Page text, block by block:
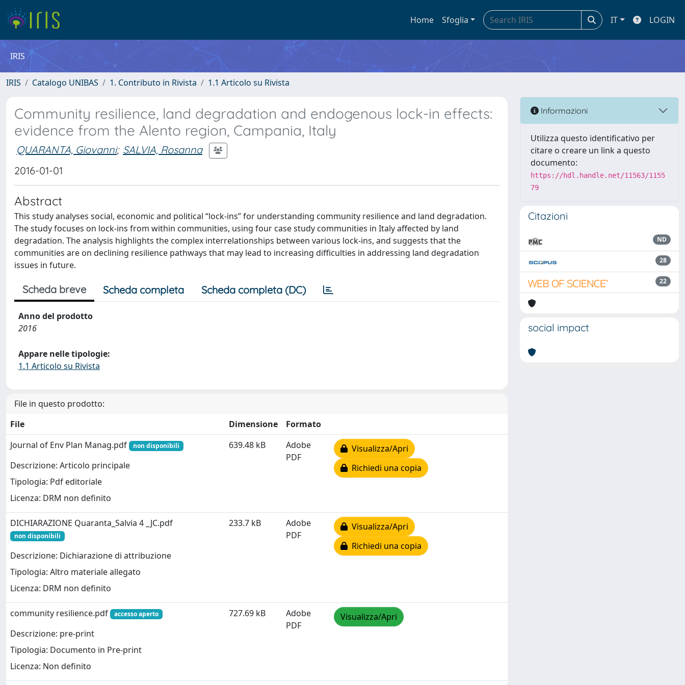
Home Sfoglia IT LOGIN
IRIS
IRIS Catalogo UNIBAS 1. Contributo in Rivista 1.1 Articolo su Rivista
Community resilience, land degradation and endogenous lock-in effects:
evidence from the Alento region, Campania, Italy
QUARANTA, Giovanni; SALVIA, Rosanna
2016-01-01
Abstract
This study analyses social, economic and political “lock-ins” for understanding community resilience and land degradation.
The study focuses on lock-ins from within communities, using four case study communities in Italy affected by land
degradation. The analysis highlights the complex interrelationships between various lock-ins, and suggests that the
communities are on declining resilience pathways that may lead to increasing difficulties in addressing land degradation
issues in future.
Scheda breve Scheda completa Scheda completa (DC)
Anno del prodotto
2016
Appare nelle tipologie:
1.1 Articolo su Rivista
File in questo prodotto:
File
Dimensione
Formato
Journal of Env Plan Manag.pdf
non disponibili
Descrizione: Articolo principale
Tipologia: Pdf editoriale
Licenza: DRM non definito
639.48 kB
Adobe
PDF
Visualizza/Apri
Richiedi una copia
DICHIARAZIONE Quaranta_Salvia 4 _JC.pdf
non disponibili
Descrizione: Dichiarazione di attribuzione
Tipologia: Altro materiale allegato
Licenza: DRM non definito
233.7 kB
Adobe
PDF
Visualizza/Apri
Richiedi una copia
community resilience.pdf accesso aperto
Descrizione: pre-print
Tipologia: Documento in Pre-print
Licenza: Non definito
727.69 kB
Adobe
PDF
Visualizza/Apri
Informazioni
Utilizza questo identificativo per
citare o creare un link a questo
documento:
https://hdl.handle.net/11563/1155
79
Citazioni
ND
28
22
social impact